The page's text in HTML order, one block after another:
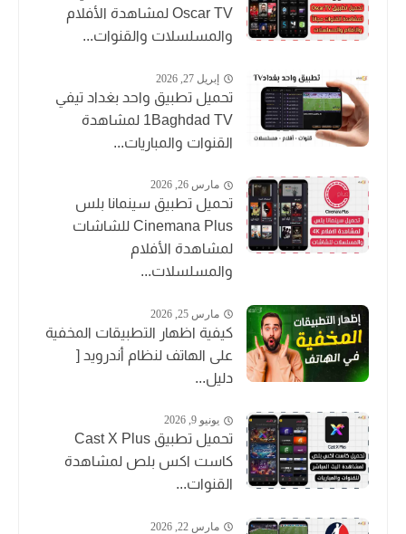
Oscar TV لمشاهدة الأفلام
والمسلسلات والقنوات...
إبريل 27, 2026
تحميل تطبيق واحد بغداد تيفي
1Baghdad TV لمشاهدة
القنوات والمباريات...
مارس 26, 2026
تحميل تطبيق سينمانا بلس
Cinemana Plus للشاشات
لمشاهدة الأفلام
والمسلسلات...
مارس 25, 2026
كيفية اظهار التطبيقات المخفية
على الهاتف لنظام أندرويد [
دليل...
يونيو 9, 2026
تحميل تطبيق Cast X Plus
كاست اكس بلص لمشاهدة
القنوات...
مارس 22, 2026